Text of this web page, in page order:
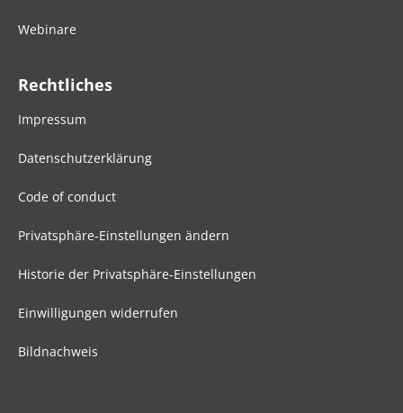
Webinare
Rechtliches
Impressum
Datenschutzerklärung
Code of conduct
Privatsphäre-Einstellungen ändern
Historie der Privatsphäre-Einstellungen
Einwilligungen widerrufen
Bildnachweis